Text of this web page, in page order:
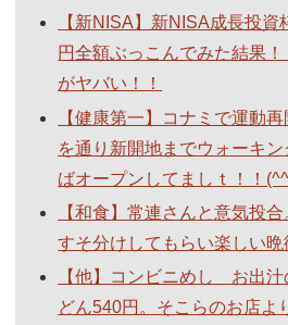
【新NISA】新NISA成長投
円全額ぶっこんでみた結果
がヤバい！！
【健康第一】コナミで運動
を通り新開地までウォーキ
ばオープンしてましｔ！！
【和食】常連さんと意気投
すそ分けしてもらい楽しい
【他】コンビニめし お出汁
どん540円。そこらのお店よ